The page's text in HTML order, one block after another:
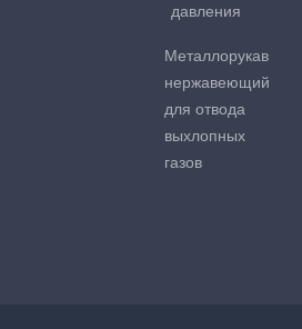
давления
Металлорукав
нержавеющий
для отвода
выхлопных
газов